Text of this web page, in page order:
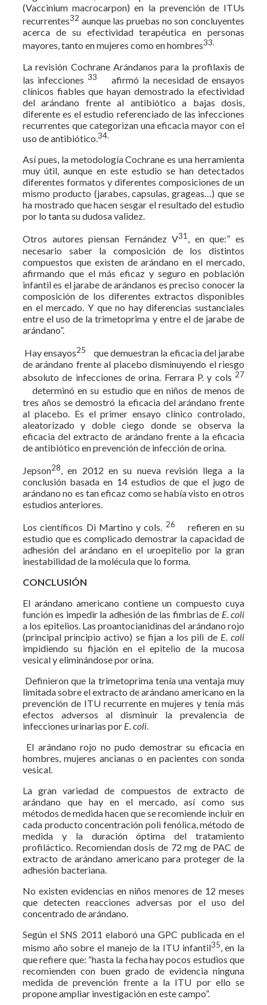
(Vaccinium macrocarpon) en la prevención de ITUs
recurrentes32 aunque las pruebas no son concluyentes
acerca de su efectividad terapéutica en personas
mayores, tanto en mujeres como en hombres33.
La revisión Cochrane Arándanos para la profilaxis de
las infecciones 33 afirmó la necesidad de ensayos
clínicos fiables que hayan demostrado la efectividad
del arándano frente al antibiótico a bajas dosis,
diferente es el estudio referenciado de las infecciones
recurrentes que categorizan una eficacia mayor con el
uso de antibiótico.34.
Así pues, la metodología Cochrane es una herramienta
muy útil, aunque en este estudio se han detectados
diferentes formatos y diferentes composiciones de un
mismo producto (jarabes, capsulas, grageas…) que se
ha mostrado que hacen sesgar el resultado del estudio
por lo tanta su dudosa validez.
Otros autores piensan Fernández V31, en que:” es
necesario saber la composición de los distintos
compuestos que existen de arándano en el mercado,
afirmando que el más eficaz y seguro en población
infantil es el jarabe de arándanos es preciso conocer la
composición de los diferentes extractos disponibles
en el mercado. Y que no hay diferencias sustanciales
entre el uso de la trimetoprima y entre el de jarabe de
arándano”.
Hay ensayos25 que demuestran la eficacia del jarabe
de arándano frente al placebo disminuyendo el riesgo
absoluto de infecciones de orina. Ferrara P. y cols 27
determinó en su estudio que en niños de menos de
tres años se demostró la eficacia del arándano frente
al placebo. Es el primer ensayo clínico controlado,
aleatorizado y doble ciego donde se observa la
eficacia del extracto de arándano frente a la eficacia
de antibiótico en prevención de infección de orina.
Jepson28, en 2012 en su nueva revisión llega a la
conclusión basada en 14 estudios de que el jugo de
arándano no es tan eficaz como se había visto en otros
estudios anteriores.
Los científicos Di Martino y cols. 26
refieren en su
estudio que es complicado demostrar la capacidad de
adhesión del arándano en el uroepitelio por la gran
inestabilidad de la molécula que lo forma.
CONCLUSIÓN
El arándano americano contiene un compuesto cuya
función es impedir la adhesión de las fimbrias de E. coli
a los epitelios. Las proantocianidinas del arándano rojo
(principal principio activo) se fijan a los pili de E. coli
impidiendo su fijación en el epitelio de la mucosa
vesical y eliminándose por orina.
Definieron que la trimetoprima tenía una ventaja muy
limitada sobre el extracto de arándano americano en la
prevención de ITU recurrente en mujeres y tenía más
efectos adversos al disminuir la prevalencia de
infecciones urinarias por E. coli.
El arándano rojo no pudo demostrar su eficacia en
hombres, mujeres ancianas o en pacientes con sonda
vesical.
La gran variedad de compuestos de extracto de
arándano que hay en el mercado, así como sus
métodos de medida hacen que se recomiende incluir en
cada producto concentración poli fenólica, método de
medida y la duración óptima del tratamiento
profiláctico. Recomiendan dosis de 72 mg de PAC de
extracto de arándano americano para proteger de la
adhesión bacteriana.
No existen evidencias en niños menores de 12 meses
que detecten reacciones adversas por el uso del
concentrado de arándano.
Según el SNS 2011 elaboró una GPC publicada en el
mismo año sobre el manejo de la ITU infantil35, en la
que refiere que: “hasta la fecha hay pocos estudios que
recomienden con buen grado de evidencia ninguna
medida de prevención frente a la ITU por ello se
propone ampliar investigación en este campo”.